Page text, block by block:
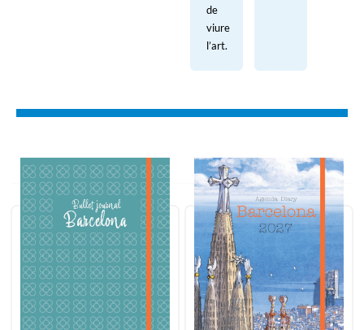
de
viure
l’art.
Ordenar: Més recents
Bullet Journal Barcelona Agenda Barcelona 2027